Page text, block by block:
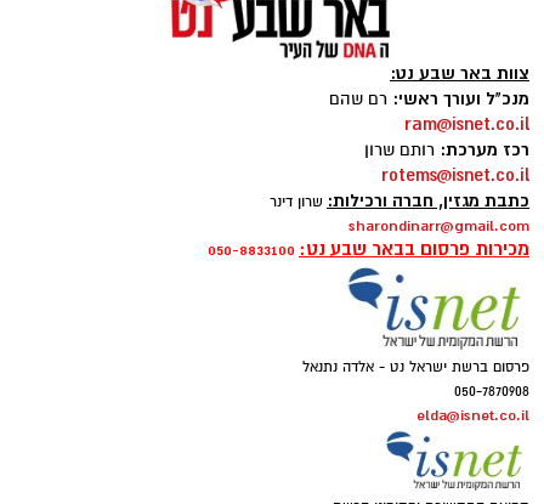
קרדיט: זק"א
התפתחות קשה וכואבת בפרשת היעדרותו של
סוף חודש יולי. משטרת ישראל התירה היום
(חמישי) לפרסום כי הגופה שאותרה הבוקר בשטח
דיין, לאחר השלמת הליך הזיהוי במכון הלאומי
לרפואה משפטית. הודעה מרה נמסרה למשפחתו.
​אתמול, בהתאם להנחיית מפקד מחוז מרכז, ניצב
אמיר כהן, הועברה חקירת ההיעדרות מאחריות
צוות באר שבע נט:
מנכ"ל ועורך ראשי: רם שהם
ram@isnet.co.il
רכז מערכת: רותם שרון
rotems@isnet.co.il
כתבת מגזין, חברה ורכילות: שרון דינר
sharondinarr@gmail.com
מכירות פרסום בבאר שבע נט: 050-8833100
פרסום ברשת ישראל נט - אלדה נתנאל
050-7870908
elda@isnet.co.il